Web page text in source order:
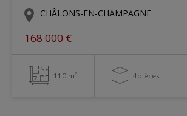
CHÂLONS-EN-CHAMPAGNE
168 000 €
110 m² 4pièces